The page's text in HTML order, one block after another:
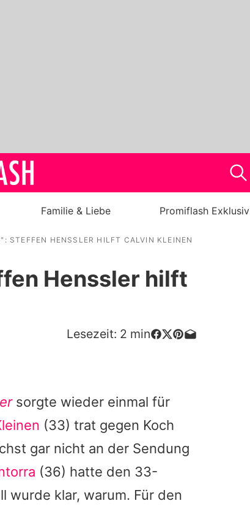
Familie & Liebe Promiflash Exklusiv
STEFFEN HENSSLER HILFT CALVIN KLEINEN
Henssler hilft
Lesezeit: 2 min
sorgte wieder einmal für
(33) trat gegen Koch
gar nicht an der Sendung
(36) hatte den 33-
wurde klar, warum. Für den